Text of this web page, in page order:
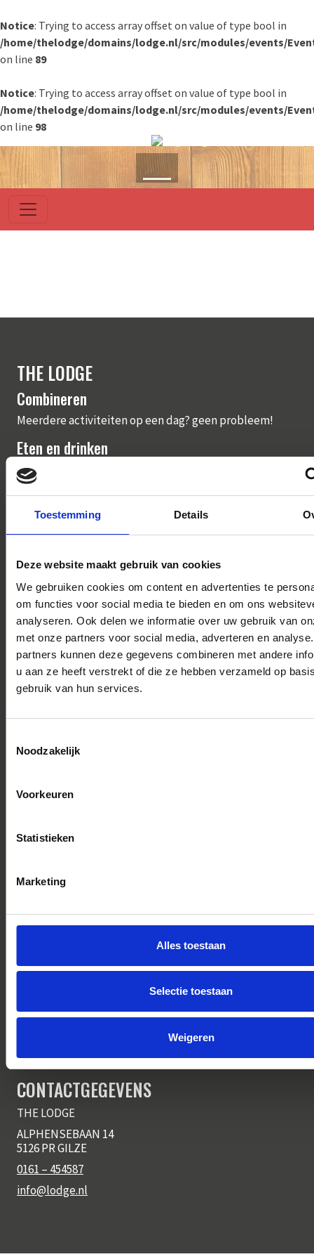
Toestemming Details
Deze website maakt gebruik van cookies
We gebruiken cookies om content en advertenties te
om functies voor social media te bieden en om ons
analyseren. Ook delen we informatie over uw gebruik van
met onze partners voor social media, adverteren en
partners kunnen deze gegevens combineren met andere
u aan ze heeft verstrekt of die ze hebben verzameld op
gebruik van hun services.
Noodzakelijk
Voorkeuren
Statistieken
Marketing
Alles toestaan
Selectie toestaan
Weigeren
Notice: Trying to access array offset on value of type bool in
/home/thelodge/domains/lodge.nl/src/modules/events/
on line 89
Notice: Trying to access array offset on value of type bool in
/home/thelodge/domains/lodge.nl/src/modules/events/
on line 98
____
THE LODGE
Combineren
Meerdere activiteiten op een dag? geen probleem!
Eten en drinken
Na een intensieve dag vol actie en avontuur ben je wel
toe aan een gezellig hapje en drankje. Er is keuze uit
een volledig verzorgde BBQ, buffet of
borrelarrangement.
Groepen
Wij organiseren uitjes voor besloten gezelschappen
vanaf 15 tot 500 personen.
Colofon
OFFERTE AANVRAAG
Ons enthousiaste team helpt graag mee om een
Neem contact met ons op via: 0161 – 454587 of
Aantal personen
Ik heb interesse in: *
Velden met een * zijn verplicht
VERSTUUR
CONTACTGEGEVENS
THE LODGE
ALPHENSEBAAN 14
5126 PR GILZE
0161 – 454587
info@lodge.nl